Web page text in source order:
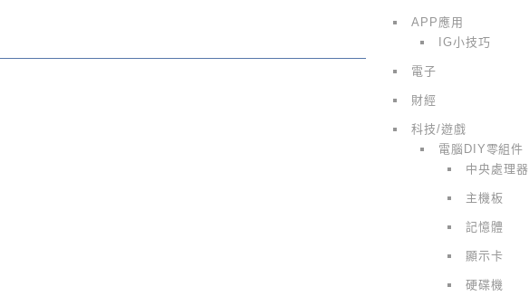
APP應用
IG小技巧
電子
財經
科技/遊戲
電腦DIY零組件
中央處理器
主機板
記憶體
顯示卡
硬碟機